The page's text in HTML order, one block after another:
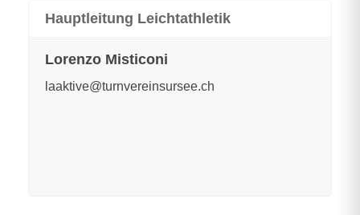
Hauptleitung Leichtathletik
Lorenzo Misticoni
laaktive@turnvereinsursee.ch